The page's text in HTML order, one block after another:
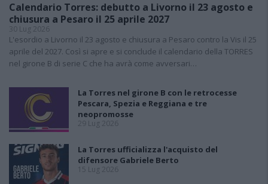
Calendario Torres: debutto a Livorno il 23 agosto e
chiusura a Pesaro il 25 aprile 2027
30 Lug 2026
L'esordio a Livorno il 23 agosto e chiusura a Pesaro contro la Vis il 25
aprile del 2027. Così si apre e si conclude il calendario della TORRES
nel girone B di serie C che ha avrà come avversari…
La Torres nel girone B con le retrocesse
Pescara, Spezia e Reggiana e tre
neopromosse
29 Lug 2026
La Torres ufficializza l'acquisto del
difensore Gabriele Berto
15 Lug 2026